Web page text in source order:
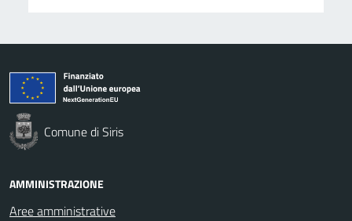
Comune di Siris
AMMINISTRAZIONE
Aree amministrative